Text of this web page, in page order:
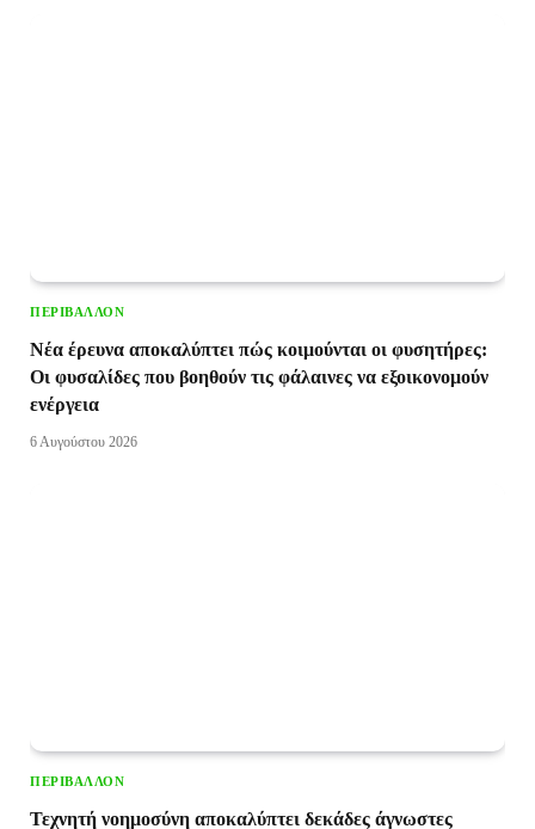
ΠΕΡΙΒΆΛΛΟΝ
Νέα έρευνα αποκαλύπτει πώς κοιμούνται οι φυσητήρες:
Οι φυσαλίδες που βοηθούν τις φάλαινες να εξοικονομούν
ενέργεια
6 Αυγούστου 2026
ΠΕΡΙΒΆΛΛΟΝ
Τεχνητή νοημοσύνη αποκαλύπτει δεκάδες άγνωστες